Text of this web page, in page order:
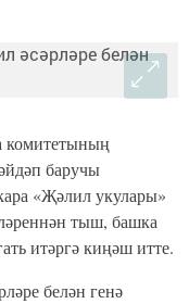
комитетының
баручы
«Җәлил укулары»
тыш, башка
итәргә киңәш итте.
белән генә